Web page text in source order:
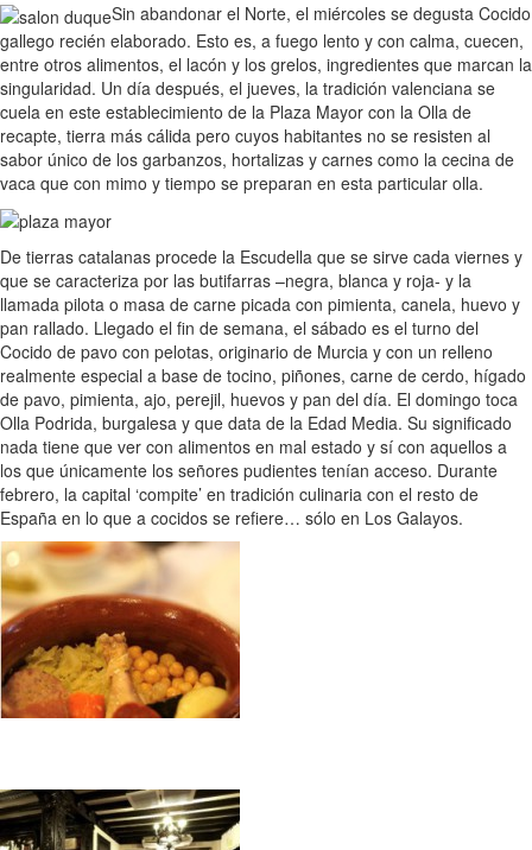
Sin abandonar el Norte, el miércoles se degusta Cocido
gallego recién elaborado. Esto es, a fuego lento y con calma, cuecen,
entre otros alimentos, el lacón y los grelos, ingredientes que marcan la
singularidad. Un día después, el jueves, la tradición valenciana se
cuela en este establecimiento de la Plaza Mayor con la Olla de
recapte, tierra más cálida pero cuyos habitantes no se resisten al
sabor único de los garbanzos, hortalizas y carnes como la cecina de
vaca que con mimo y tiempo se preparan en esta particular olla.
De tierras catalanas procede la Escudella que se sirve cada viernes y
que se caracteriza por las butifarras –negra, blanca y roja- y la
llamada pilota o masa de carne picada con pimienta, canela, huevo y
pan rallado. Llegado el fin de semana, el sábado es el turno del
Cocido de pavo con pelotas, originario de Murcia y con un relleno
realmente especial a base de tocino, piñones, carne de cerdo, hígado
de pavo, pimienta, ajo, perejil, huevos y pan del día. El domingo toca
Olla Podrida, burgalesa y que data de la Edad Media. Su significado
nada tiene que ver con alimentos en mal estado y sí con aquellos a
los que únicamente los señores pudientes tenían acceso. Durante
febrero, la capital ‘compite’ en tradición culinaria con el resto de
España en lo que a cocidos se refiere… sólo en Los Galayos.